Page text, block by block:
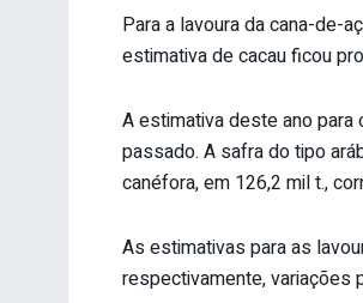
Para a lavoura da cana-de-
estimativa de cacau ficou
A estimativa deste ano para
passado. A safra do tipo
canéfora, em 126,2 mil t.,
As estimativas para as
respectivamente, variações